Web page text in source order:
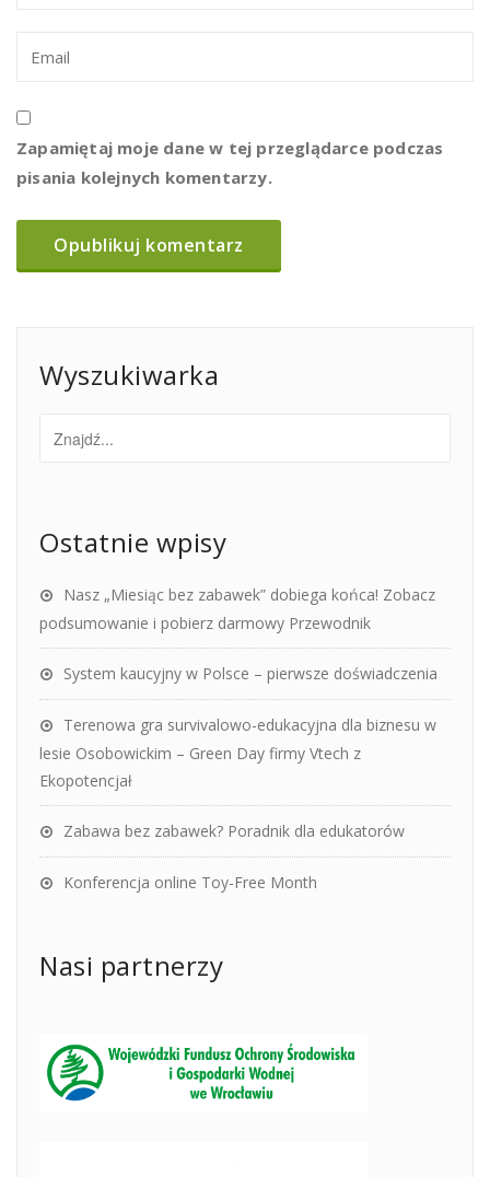
Zapamiętaj moje dane w tej przeglądarce podczas
pisania kolejnych komentarzy.
Wyszukiwarka
Ostatnie wpisy
Nasz „Miesiąc bez zabawek” dobiega końca! Zobacz
podsumowanie i pobierz darmowy Przewodnik
System kaucyjny w Polsce – pierwsze doświadczenia
Terenowa gra survivalowo-edukacyjna dla biznesu w
lesie Osobowickim – Green Day firmy Vtech z
Ekopotencjał
Zabawa bez zabawek? Poradnik dla edukatorów
Konferencja online Toy-Free Month
Nasi partnerzy